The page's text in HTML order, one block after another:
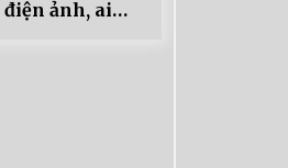
ảnh, ai